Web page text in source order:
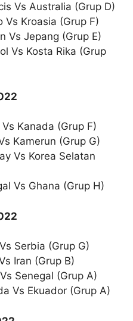
Vs Australia (Grup D)
Vs Kroasia (Grup F)
Vs Jepang (Grup E)
Vs Kosta Rika (Grup
Kanada (Grup F)
Kamerun (Grup G)
Vs Korea Selatan
Vs Ghana (Grup H)
Serbia (Grup G)
Iran (Grup B)
Senegal (Grup A)
Vs Ekuador (Grup A)